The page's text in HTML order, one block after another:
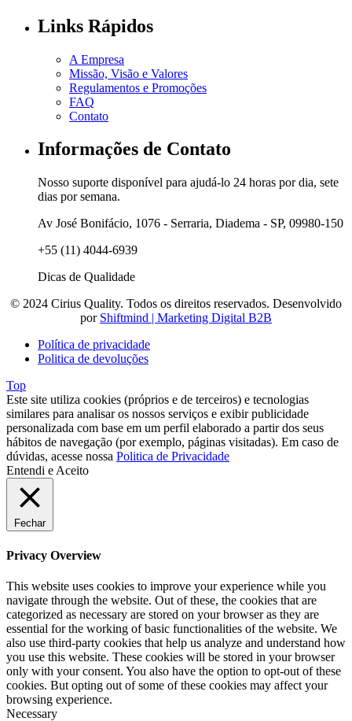
Links Rápidos
A Empresa
Missão, Visão e Valores
Regulamentos e Promoções
FAQ
Contato
Informações de Contato
Nosso suporte disponível para ajudá-lo 24 horas por dia, sete
dias por semana.
Av José Bonifácio, 1076 - Serraria, Diadema - SP, 09980-150
+55 (11) 4044-6939
Dicas de Qualidade
© 2024 Cirius Quality. Todos os direitos reservados. Desenvolvido
por Shiftmind | Marketing Digital B2B
Política de privacidade
Politica de devoluções
Top
Este site utiliza cookies (próprios e de terceiros) e tecnologias
similares para analisar os nossos serviços e exibir publicidade
personalizada com base em um perfil elaborado a partir dos seus
hábitos de navegação (por exemplo, páginas visitadas). Em caso de
dúvidas, acesse nossa Politica de Privacidade
Entendi e Aceito
Fechar
Privacy Overview
This website uses cookies to improve your experience while you
navigate through the website. Out of these, the cookies that are
categorized as necessary are stored on your browser as they are
essential for the working of basic functionalities of the website. We
also use third-party cookies that help us analyze and understand how
you use this website. These cookies will be stored in your browser
only with your consent. You also have the option to opt-out of these
cookies. But opting out of some of these cookies may affect your
browsing experience.
Necessary